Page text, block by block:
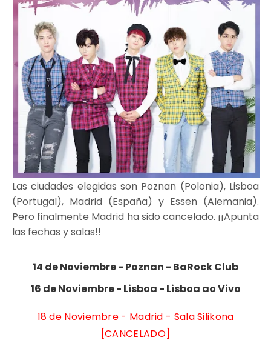
Las ciudades elegidas son Poznan (Polonia), Lisboa
(Portugal), Madrid (España) y Essen (Alemania).
Pero finalmente Madrid ha sido cancelado. ¡¡Apunta
las fechas y salas!!
14 de Noviembre - Poznan - BaRock Club
16 de Noviembre - Lisboa - Lisboa ao Vivo
18 de Noviembre - Madrid - Sala Silikona
[CANCELADO]